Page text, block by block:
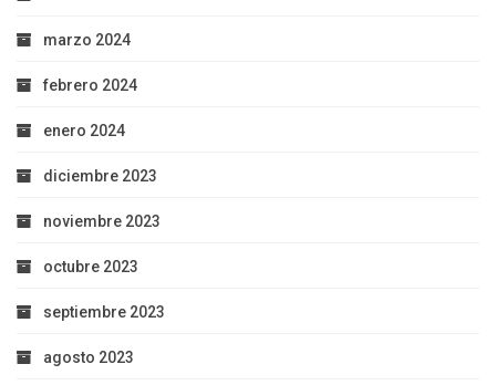
marzo 2024
febrero 2024
enero 2024
diciembre 2023
noviembre 2023
octubre 2023
septiembre 2023
agosto 2023